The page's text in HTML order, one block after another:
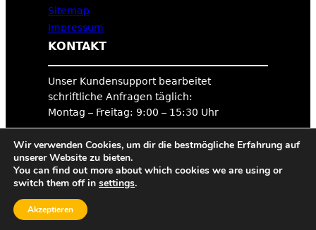
Sitemap
Impressum
KONTAKT
Unser Kundensupport bearbeitet
schriftliche Anfragen täglich:
Montag – Freitag: 9:00 – 15:30 Uhr
Hier geht’s zum Hilfecenter
Folge Uns
https://www.instagram.com/tigerexped/ Facebook YouTube
Wir verwenden Cookies, um dir die bestmögliche Erfahrung auf
unserer Website zu bieten.
You can find out more about which cookies we are using or
switch them off in settings.
Akzeptieren